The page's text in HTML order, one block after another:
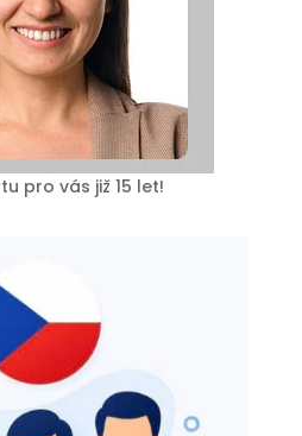
pro vás již 15 let!